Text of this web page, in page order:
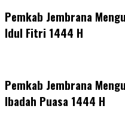
Pemkab Jembrana
Idul Fitri 1444 H
Pemkab Jembrana
Ibadah Puasa 1444 H